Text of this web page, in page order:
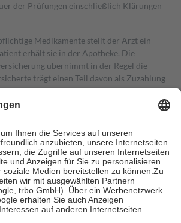
der Prüfungen einschließlich Klärungen
Medikamente stellt der Arzt ein
erhält sie in der Apotheke. Die
übernimmt in der Regel die
trägt einen Teil davon als Zuzahlung
Zuzahlungen in Höhe von zehn
Es sind jedoch nie mehr als die tatsächlichen
entrichten.
auch für Online-Apotheken.
Krankenpflege beträgt die
der Kosten sowie zehn Euro je
Versicherten für ihre eigene Gesundheit zu
Stellung der Familie zu unterstützen,